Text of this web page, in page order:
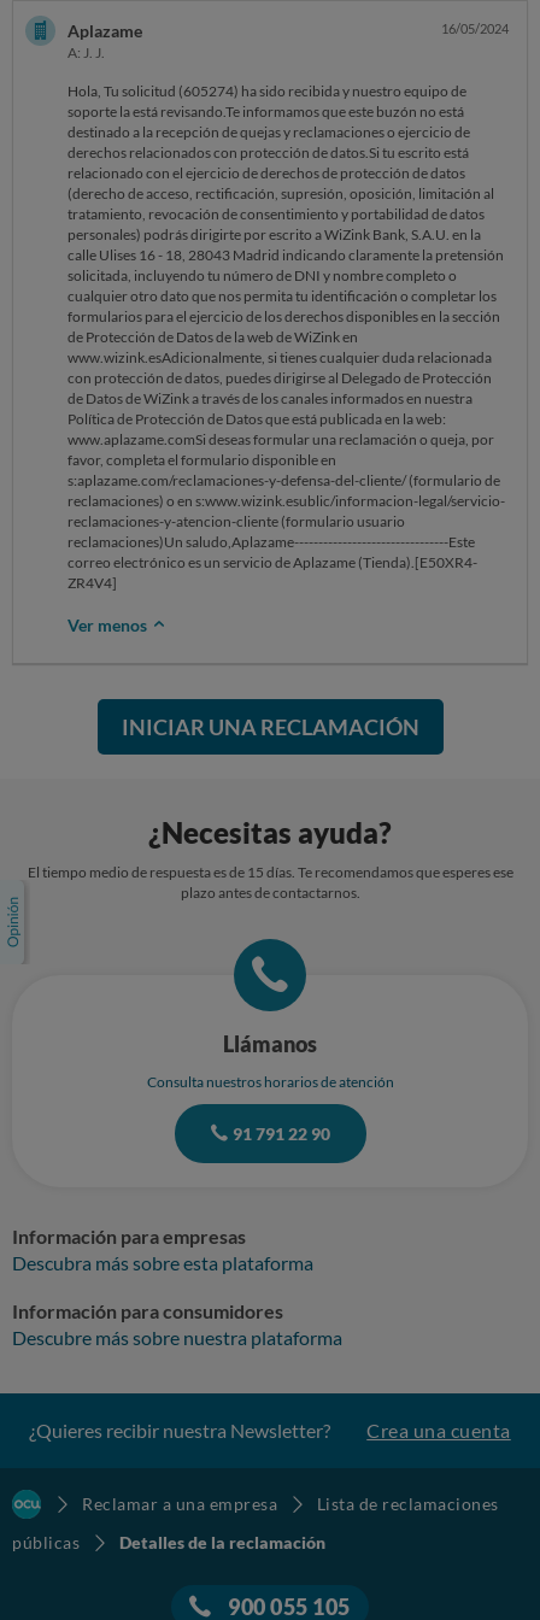
Política de Protección de Datos que está publicada en la web:
www.aplazame.comSi deseas formular una reclamación o queja, por
s:aplazame.com/reclamaciones-y-defensa-del-cliente/ (formulario de
reclamaciones) o en s:www.wizink.esublic/informacion-legal/servicio-
reclamaciones-y-atencion-cliente (formulario usuario
reclamaciones)Un saludo,Aplazame--------------------------------Este
correo electrónico es un servicio de Aplazame (Tienda).[X6P05Z-
NVJ0W]
Aplazame
A: J. J.
16/05/2024
Hola, Tu solicitud (605274) ha sido recibida y nuestro equipo de
soporte la está revisando.Te informamos que este buzón no está
destinado a la recepción de quejas y reclamaciones o ejercicio de
derechos relacionados con protección de datos.Si tu escrito está
relacionado con el ejercicio de derechos de protección de datos
(derecho de acceso, rectificación, supresión, oposición, limitación al
tratamiento, revocación de consentimiento y portabilidad de datos
personales) podrás dirigirte por escrito a WiZink Bank, S.A.U. en la
calle Ulises 16 - 18, 28043 Madrid indicando claramente la pretensión
solicitada, incluyendo tu número de DNI y nombre completo o
cualquier otro dato que nos permita tu identificación o completar los
formularios para el ejercicio de los derechos disponibles en la sección
de Protección de Datos de la web de WiZink en
www.wizink.esAdicionalmente, si tienes cualquier duda relacionada
con protección de datos, puedes dirigirse al Delegado de Protección
de Datos de WiZink a través de los canales informados en nuestra
Política de Protección de Datos que está publicada en la web:
www.aplazame.comSi deseas formular una reclamación o queja, por
favor, completa el formulario disponible en
s:aplazame.com/reclamaciones-y-defensa-del-cliente/ (formulario de
reclamaciones) o en s:www.wizink.esublic/informacion-legal/servicio-
reclamaciones-y-atencion-cliente (formulario usuario
reclamaciones)Un saludo,Aplazame--------------------------------Este
correo electrónico es un servicio de Aplazame (Tienda).[E50XR4-
ZR4V4]
Ver menos
INICIAR UNA RECLAMACIÓN
¿Necesitas ayuda?
El tiempo medio de respuesta es de 15 días. Te recomendamos que esperes ese
plazo antes de contactarnos.
Llámanos
Consulta nuestros horarios de atención
91 791 22 90
Información para empresas
Descubra más sobre esta plataforma
Información para consumidores
Descubre más sobre nuestra plataforma
¿Quieres recibir nuestra Newsletter? Crea una cuenta
Reclamar a una empresa
Lista de reclamaciones
públicas
Detalles de la reclamación
900 055 105